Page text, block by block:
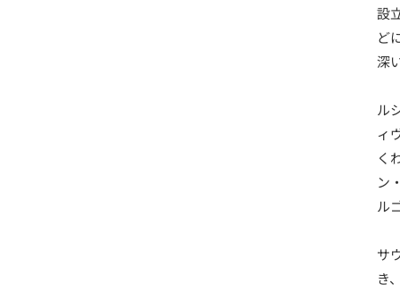
設
ど
深
ル
ィ
く
ン
ル
サ
き